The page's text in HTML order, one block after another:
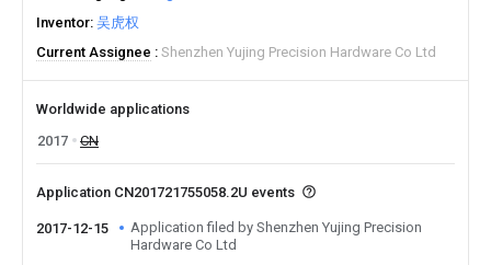
Inventor 吴虎权
Current Assignee
Shenzhen Yujing Precision Hardware Co Ltd
Worldwide applications
2017
CN
Application CN201721755058.2U events
2017-12-15
Application filed by Shenzhen Yujing Precision
Hardware Co Ltd